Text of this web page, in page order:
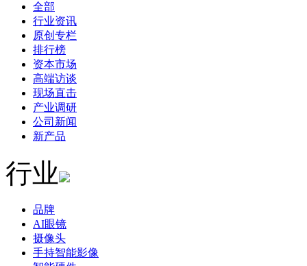
全部
行业资讯
原创专栏
排行榜
资本市场
高端访谈
现场直击
产业调研
公司新闻
新产品
行业
品牌
AI眼镜
摄像头
手持智能影像